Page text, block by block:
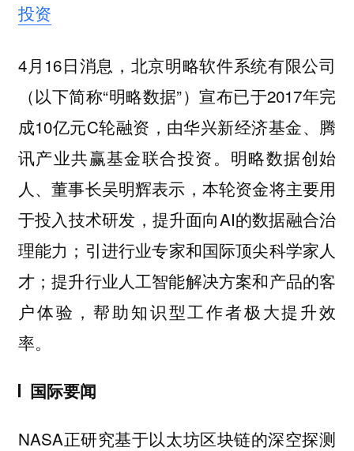
投资
4月16日消息，北京明略软件系统有限公司
（以下简称“明略数据”）宣布已于2017年完
成10亿元C轮融资，由华兴新经济基金、腾
讯产业共赢基金联合投资。明略数据创始
人、董事长吴明辉表示，本轮资金将主要用
于投入技术研发，提升面向AI的数据融合治
理能力；引进行业专家和国际顶尖科学家人
才；提升行业人工智能解决方案和产品的客
户体验，帮助知识型工作者极大提升效
率。
国际要闻
NASA正研究基于以太坊区块链的深空探测